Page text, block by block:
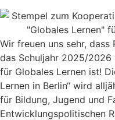
Wir freuen uns sehr, dass
das Schuljahr 2025/
für Globales Lernen ist!
Lernen in Berlin“ wird
für Bildung, Jugend und
Entwicklungspolitischen